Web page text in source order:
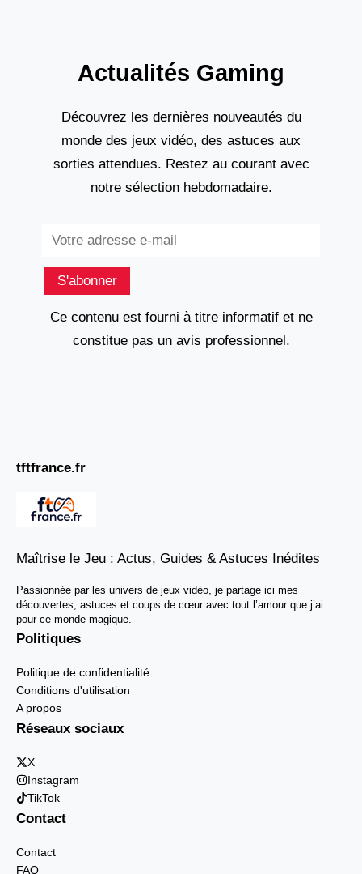
Actualités Gaming
Découvrez les dernières nouveautés du
monde des jeux vidéo, des astuces aux
sorties attendues. Restez au courant avec
notre sélection hebdomadaire.
S'abonner
Ce contenu est fourni à titre informatif et ne
constitue pas un avis professionnel.
tftfrance.fr
Maîtrise le Jeu : Actus, Guides & Astuces Inédites
Passionnée par les univers de jeux vidéo, je partage ici mes
découvertes, astuces et coups de cœur avec tout l’amour que j’ai
pour ce monde magique.
Politiques
Politique de confidentialité
Conditions d'utilisation
A propos
Réseaux sociaux
X
Instagram
TikTok
Contact
Contact
FAQ